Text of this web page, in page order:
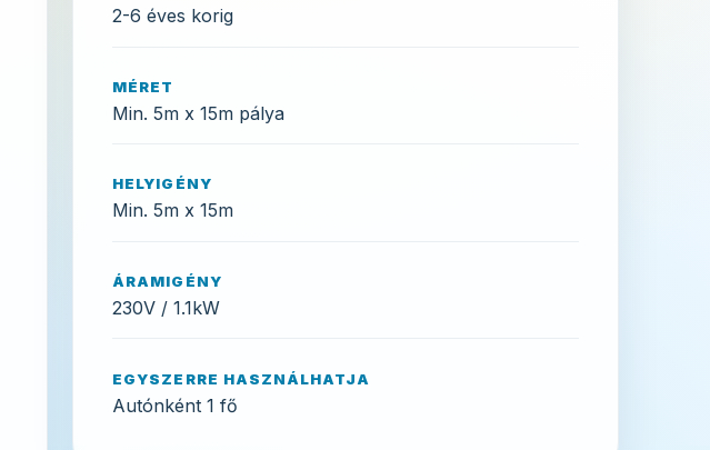
2-6 éves korig
MÉRET
Min. 5m x 15m pálya
HELYIGÉNY
Min. 5m x 15m
ÁRAMIGÉNY
230V / 1.1kW
EGYSZERRE HASZNÁLHATJA
Autónként 1 fő